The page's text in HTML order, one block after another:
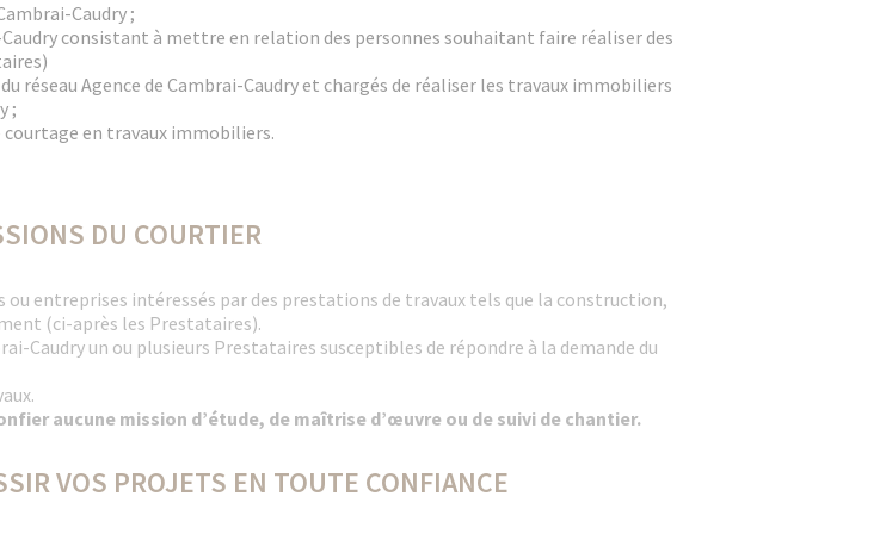
Caudry ;
consistant à mettre en relation des personnes souhaitant faire réaliser des
réseau Agence de Cambrai-Caudry et chargés de réaliser les travaux immobiliers
;
en travaux immobiliers.
DU COURTIER
entreprises intéressés par des prestations de travaux tels que la construction,
(ci-après les Prestataires).
Caudry un ou plusieurs Prestataires susceptibles de répondre à la demande du
aucune mission d’étude, de maîtrise d’œuvre ou de suivi de chantier.
VOS PROJETS EN TOUTE CONFIANCE